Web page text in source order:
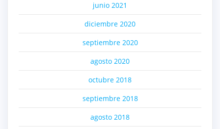
junio 2021
diciembre 2020
septiembre 2020
agosto 2020
octubre 2018
septiembre 2018
agosto 2018